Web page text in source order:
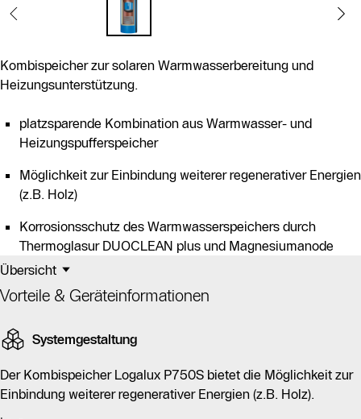
Kombispeicher zur solaren Warmwasserbereitung und
Heizungsunterstützung.
platzsparende Kombination aus Warmwasser- und
Heizungspufferspeicher
Möglichkeit zur Einbindung weiterer regenerativer Energien
(z.B. Holz)
Korrosionsschutz des Warmwasserspeichers durch
Thermoglasur DUOCLEAN plus und Magnesiumanode
Übersicht
Vorteile & Geräteinformationen
Systemgestaltung
Der Kombispeicher Logalux P750S bietet die Möglichkeit zur
Einbindung weiterer regenerativer Energien (z.B. Holz).